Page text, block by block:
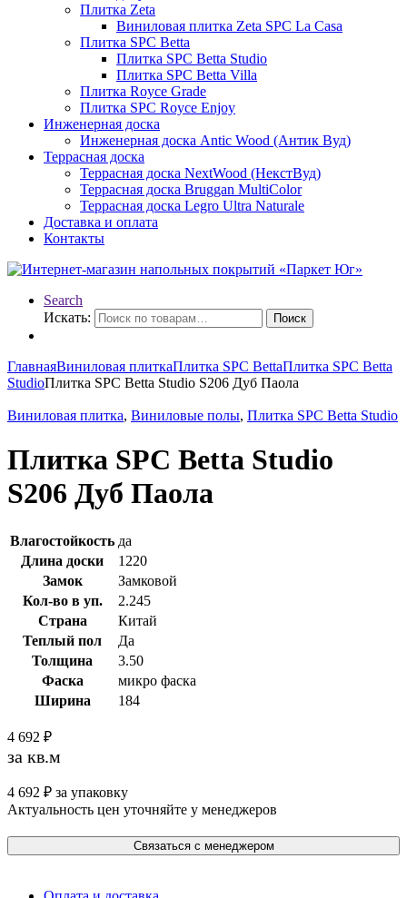
Плитка Zeta
Виниловая плитка Zeta SPC La Casa
Плитка SPC Betta
Плитка SPC Betta Studio
Плитка SPC Betta Villa
Плитка Royce Grade
Плитка SPC Royce Enjoy
Инженерная доска
Инженерная доска Antic Wood (Антик Вуд)
Террасная доска
Террасная доска NextWood (НекстВуд)
Террасная доска Bruggan MultiColor
Террасная доска Legro Ultra Naturale
Доставка и оплата
Контакты
Search
Искать:
Поиск
ГлавнаяВиниловая плиткаПлитка SPC BettaПлитка SPC Betta
StudioПлитка SPC Betta Studio S206 Дуб Паола
Виниловая плитка, Виниловые полы, Плитка SPC Betta Studio
Плитка SPC Betta Studio
S206 Дуб Паола
Влагостойкость да
Длина доски
1220
Замок
Замковой
Кол-во в уп.
2.245
Страна
Китай
Теплый пол
Да
Толщина
3.50
Фаска
микро фаска
Ширина
184
4 692 ₽
за кв.м
4 692 ₽ за упаковку
Актуальность цен уточняйте у менеджеров
Связаться с менеджером